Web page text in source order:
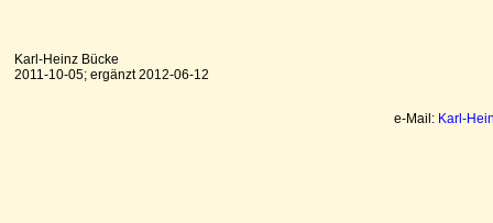
Karl-Heinz Bücke
2011-10-05; ergänzt 2012-06-12
e-Mail: Karl-